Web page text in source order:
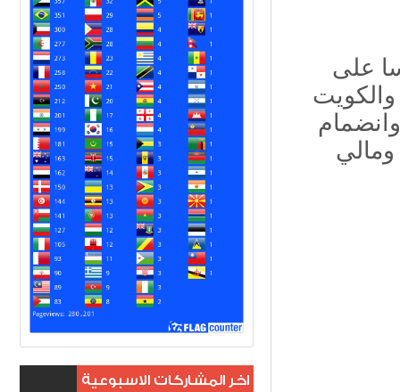
بؤسا على
والكويت
وانضمام
ومالي
اخر المشاركات الاسبوعية